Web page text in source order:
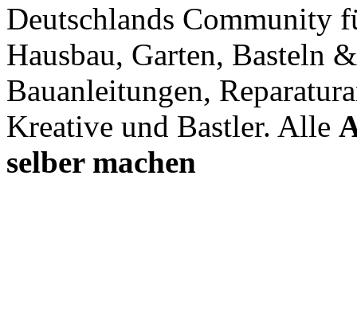
Deutschlands Community
Hausbau, Garten, Basteln
Bauanleitungen,
Kreative und Bastler. Alle
selber machen